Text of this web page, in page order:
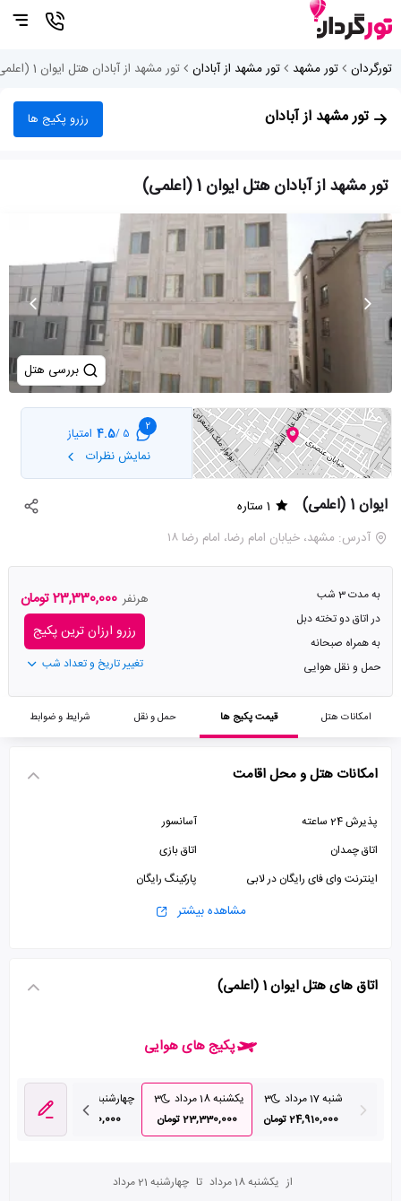
تورگردان تور مشهد تور مشهد از آبادان تور مشهد از آبادان هتل ایوان 1 (اعلمی)
تور مشهد از آبادان رزرو پکیج ها
تور مشهد از آبادان هتل ایوان 1 (اعلمی)
بررسی هتل
2
5 /
4.5 امتیاز
نمایش نظرات
ایوان 1 (اعلمی)
1 ستاره
آدرس: مشهد، خیابان امام رضا، امام رضا ۱۸
به مدت 3 شب
در اتاق دو تخته دبل
به همراه صبحانه
حمل و نقل هوایی
هرنفر 23,330,000 تومان
رزرو ارزان ترین پکیج
تغییر تاریخ و تعداد شب
امکانات هتل قیمت پکیج ها حمل و نقل شرایط و ضوابط
امکانات هتل و محل اقامت
پذیرش 24 ساعته
آسانسور
اتاق چمدان
اتاق بازی
اینترنت وای فای رایگان در لابی
پارکینگ رایگان
مشاهده بیشتر
اتاق های هتل ایوان 1 (اعلمی)
پکیج های هوایی
شنبه 17 مرداد
3
24,910,000 تومان
یکشنبه 18 مرداد
3
23,330,000 تومان
چهارشنبه 28 مرداد
23,900,000 تومان
از یکشنبه 18 مرداد تا چهارشنبه 21 مرداد